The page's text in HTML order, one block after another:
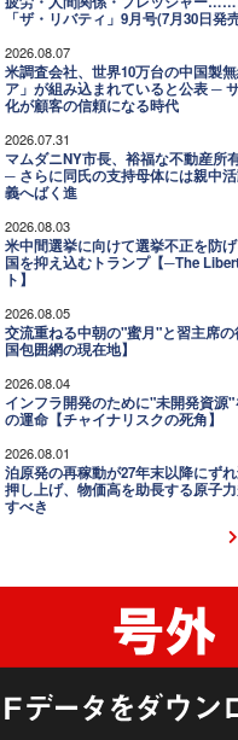
「ザ・リバティ」9月号(7月30日発
2026.08.07
米調査会社、世界10万台の中国製
ア」が組み込まれていると公表 ─
化が顧客の信頼になる時代
2026.07.31
マムダニNY市長、裕福な不動産所
─ さらに同氏の支持母体には親中
義へばく進
2026.08.03
米中間選挙に向けて選挙不正を防
国を抑え込むトランプ【─The
ト】
2026.08.05
交流重ねる中朝の"蜜月"と習主席
国包囲網の現在地】
2026.08.04
インフラ開発のために"未開発資源
の運命【チャイナリスクの死角】
2026.08.01
泊原発の再稼動が27年末以降にず
押し上げ、物価高を助長する原子
すべき